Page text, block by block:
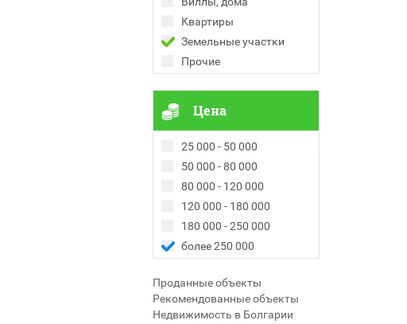
Квартиры
Земельные участки
Прочие
Цена
25 000 - 50 000
50 000 - 80 000
80 000 - 120 000
120 000 - 180 000
180 000 - 250 000
более 250 000
Проданные объекты
Рекомендованные объекты
Недвижимость в Болгарии